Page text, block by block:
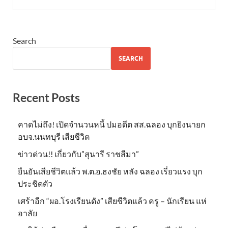
Search
SEARCH
Recent Posts
คาดไม่ถึง! เปิดจำนวนหนี้ ปมอดีต สส.ฉลอง บุกยิงนายก
อบจ.นนทบุรี เสียชีวิต
ข่าวด่วน!! เกี่ยวกับ”สุนารี ราชสีมา”
ยืนยันเสียชีวิตแล้ว พ.ต.อ.ธงชัย หลัง ฉลอง เรี่ยวแรง บุก
ประชิดตัว
เศร้าอีก “ผอ.โรงเรียนดัง” เสียชีวิตแล้ว ครู – นักเรียน แห่
อาลัย